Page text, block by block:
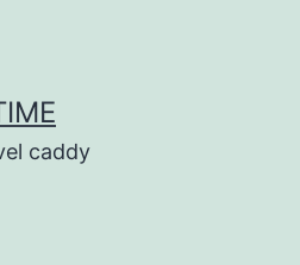
caddy